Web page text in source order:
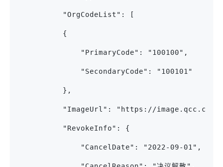
"OrgCodeList": [
{
"PrimaryCode": "100100",
"SecondaryCode": "100101"
},
"ImageUrl": "https://image.qcc.com/
"RevokeInfo": {
"CancelDate": "2022-09-01",